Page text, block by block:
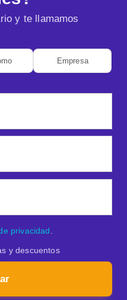
y te llamamos
Empresa
privacidad
y descuentos